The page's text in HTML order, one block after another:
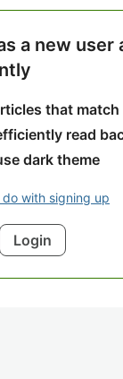
a new user
that
read
dark theme
with signing up
Login